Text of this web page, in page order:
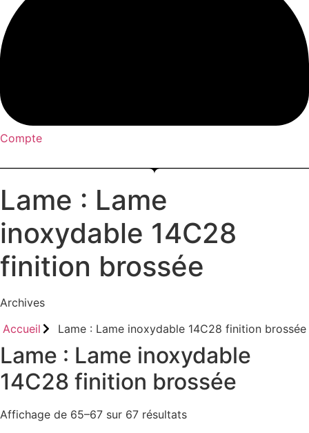
Compte
Lame : Lame
inoxydable 14C28
finition brossée
Archives
Accueil
Lame : Lame inoxydable 14C28 finition brossée
Lame : Lame inoxydable
14C28 finition brossée
Affichage de 65–67 sur 67 résultats